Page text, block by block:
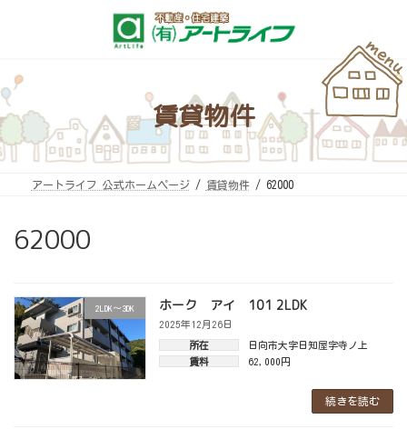
キ
ッ
プ
に
移
動
賃貸物件
アートライフ 公式ホームページ 賃貸物件 62000
62000
2LDK～3DK ホーク アイ 101 2LDK
2025年12月26日
続きを読む
所在
日向市大字日知屋字寺ノ上
賃料
62,000円